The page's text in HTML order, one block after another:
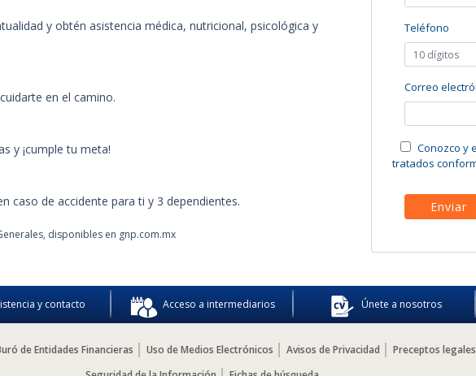
y contacto Acceso a intermediarios Únete a nosotros
de Entidades Financieras Uso de Medios Electrónicos Avisos de Privacidad Preceptos legales